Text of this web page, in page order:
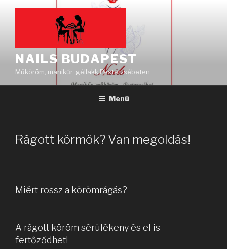
Tartalomhoz
NAILS BUDAPEST
Műköröm, manikűr, géllakk Pesterzsébeten
Menü
Rágott körmök? Van megoldás!
Miért rossz a körömrágás?
A rágott köröm sérülékeny és el is
fertőződhet!